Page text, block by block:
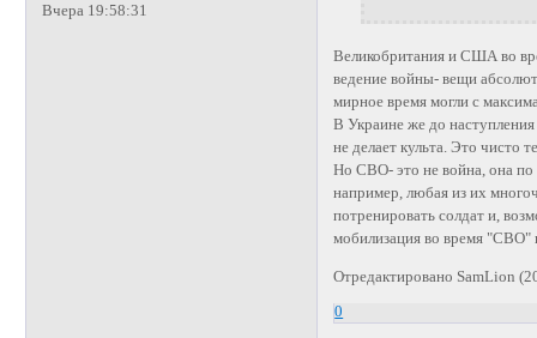
Вчера 19:58:31
Великобритания и США во
ведение войны- вещи
мирное время могли с
В Украине же до
не делает культа. Это чисто
Но СВО- это не война, она
например, любая из их
потренировать солдат и,
мобилизация во время "СВО"
Отредактировано SamLion
0